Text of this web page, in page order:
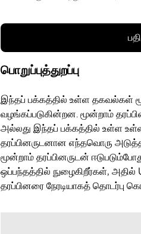
பொறுப்புத்துறப்பு
இந்தப் பக்கத்தில் உள்ள தகவல்கள்
வழங்கப்படுகின்றன. மூன்றாம்
அல்லது இந்தப் பக்கத்தில் உள்ள
தரப்பினருடனான எந்தவொரு
மூன்றாம் தரப்பினருடன்
ஒப்பந்தத்தில் நுழைகிறீர்கள், அதில்
தரப்பினரை நேரடியாகத் தொடர்பு